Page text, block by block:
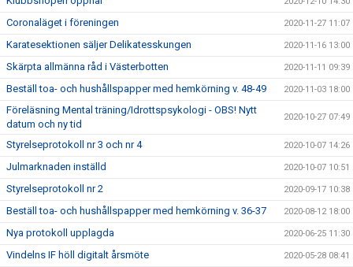
Coronaläget i föreningen 2020-11-27 11:07
Karatesektionen säljer Delikatesskungen 2020-11-16 13:00
Skärpta allmänna råd i Västerbotten 2020-11-11 09:39
Beställ toa- och hushållspapper med hemkörning v. 48-49 2020-11-03 18:00
Föreläsning Mental träning/Idrottspsykologi - OBS! Nytt
datum och ny tid
2020-10-27 07:49
Styrelseprotokoll nr 3 och nr 4 2020-10-07 14:26
Julmarknaden inställd 2020-10-07 10:51
Styrelseprotokoll nr 2 2020-09-17 10:38
Beställ toa- och hushållspapper med hemkörning v. 36-37 2020-08-12 18:00
Nya protokoll upplagda 2020-06-25 11:30
Vindelns IF höll digitalt årsmöte 2020-05-28 08:41